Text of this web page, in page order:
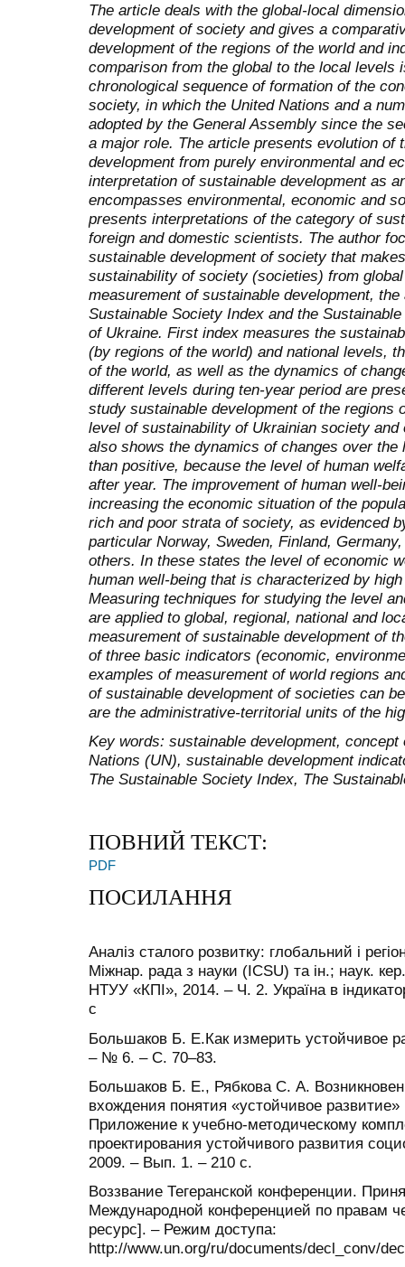
The article deals with the global-local
development of society and gives a
development of the regions of the world and
comparison from the global to the local levels
chronological sequence of formation of the
society, in which the United Nations and a
adopted by the General Assembly since the
a major role. The article presents evolution of
development from purely environmental and
interpretation of sustainable development as
encompasses environmental, economic and
presents interpretations of the category of
foreign and domestic scientists. The author
sustainable development of society that
sustainability of society (societies) from
measurement of sustainable development,
Sustainable Society Index and the
of Ukraine. First index measures the
(by regions of the world) and national levels,
of the world, as well as the dynamics of
different levels during ten-year period are
study sustainable development of the regions
level of sustainability of Ukrainian society
also shows the dynamics of changes over
than positive, because the level of human
after year. The improvement of human well-
increasing the economic situation of the
rich and poor strata of society, as evidenced
particular Norway, Sweden, Finland,
others. In these states the level of economic
human well-being that is characterized by
Measuring techniques for studying the level
are applied to global, regional, national and
measurement of sustainable development of
of three basic indicators (economic,
examples of measurement of world regions
of sustainable development of societies can
are the administrative-territorial units of the
Key words: sustainable development,
Nations (UN), sustainable development
The Sustainable Society Index, The
ПОВНИЙ ТЕКСТ:
PDF
ПОСИЛАННЯ
Аналіз сталого розвитку: глобальний і
Міжнар. рада з науки (ICSU) та ін.; наук.
НТУУ «КПІ», 2014. – Ч. 2. Україна в
с
Большаков Б. Е.Как измерить устойчивое
– № 6. – C. 70–83.
Большаков Б. Е., Рябкова С. А.
вхождения понятия «устойчивое
Приложение к учебно-методическому
проектирования устойчивого развития
2009. – Вып. 1. – 210 с.
Воззвание Тегеранской конференции.
Международной конференцией по правам
ресурс]. – Режим доступа:
http://www.un.org/ru/documents/decl_conv/